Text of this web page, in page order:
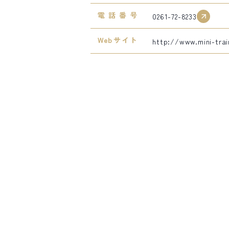
電話番号 0261-72-8233
Webサイト http://www.mini-